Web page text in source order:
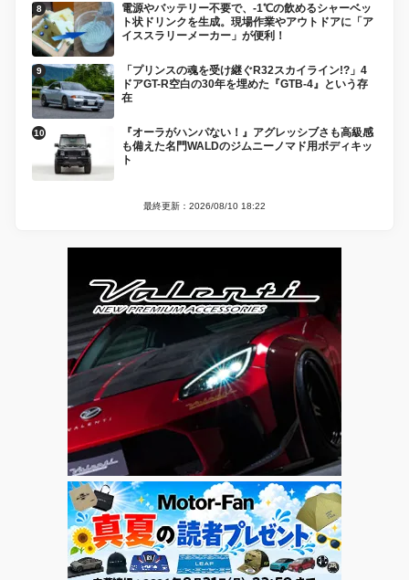
電源やバッテリー不要で、-1℃の飲めるシャーベッ
ト状ドリンクを生成。現場作業やアウトドアに「ア
イススラリーメーカー」が便利！
「プリンスの魂を受け継ぐR32スカイライン!?」4
ドアGT-R空白の30年を埋めた『GTB-4』という存
在
『オーラがハンパない！』アグレッシブさも高級感
も備えた名門WALDのジムニーノマド用ボディキッ
ト
最終更新：2026/08/10 18:22